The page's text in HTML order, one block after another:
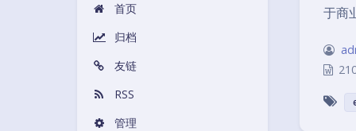
首页
归档
友链
RSS
管理
于商